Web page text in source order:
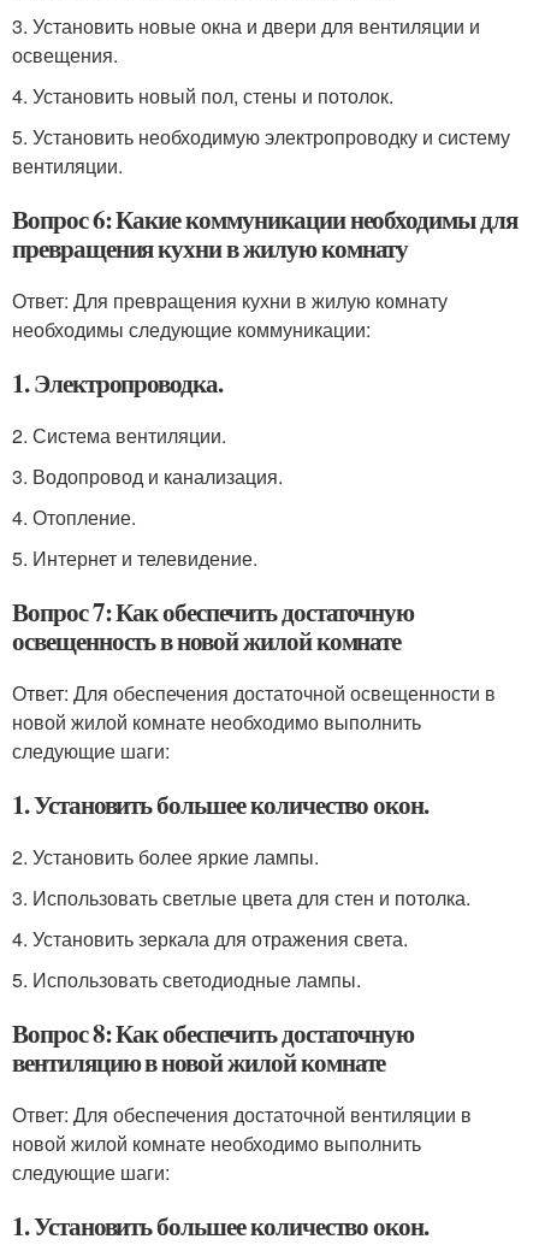
3. Установить новые окна и двери для вентиляции и
освещения.
4. Установить новый пол, стены и потолок.
5. Установить необходимую электропроводку и систему
вентиляции.
Вопрос 6: Какие коммуникации необходимы для
превращения кухни в жилую комнату
Ответ: Для превращения кухни в жилую комнату
необходимы следующие коммуникации:
1. Электропроводка.
2. Система вентиляции.
3. Водопровод и канализация.
4. Отопление.
5. Интернет и телевидение.
Вопрос 7: Как обеспечить достаточную
освещенность в новой жилой комнате
Ответ: Для обеспечения достаточной освещенности в
новой жилой комнате необходимо выполнить
следующие шаги:
1. Установить большее количество окон.
2. Установить более яркие лампы.
3. Использовать светлые цвета для стен и потолка.
4. Установить зеркала для отражения света.
5. Использовать светодиодные лампы.
Вопрос 8: Как обеспечить достаточную
вентиляцию в новой жилой комнате
Ответ: Для обеспечения достаточной вентиляции в
новой жилой комнате необходимо выполнить
следующие шаги:
1. Установить большее количество окон.